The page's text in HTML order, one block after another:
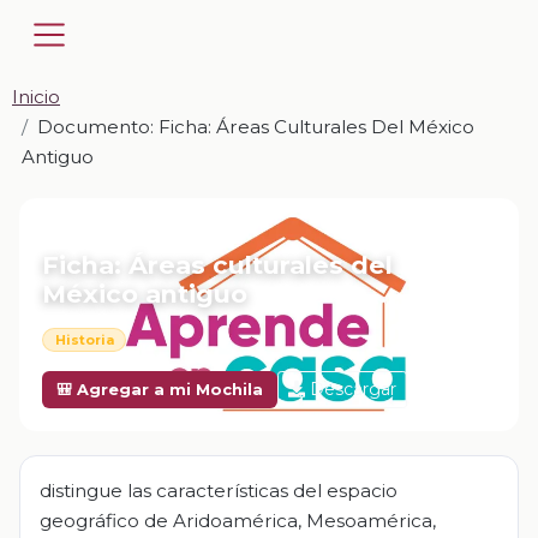
Inicio
Documento: Ficha: Áreas Culturales Del México
Antiguo
Ficha: Áreas culturales del
México antiguo
Historia
🎒 Agregar a mi Mochila Descargar
distingue las características del espacio
geográfico de Aridoamérica, Mesoamérica,